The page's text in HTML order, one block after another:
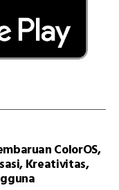
ColorOS,
Kreativitas,